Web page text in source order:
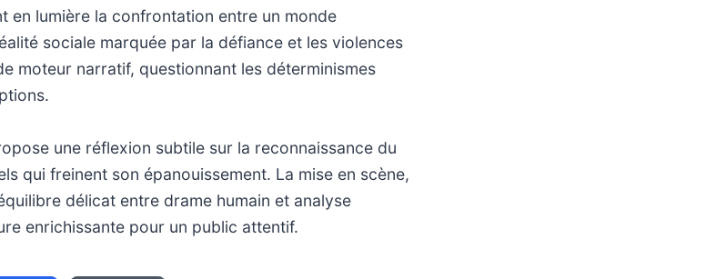
en lumière la confrontation entre un monde
sociale marquée par la défiance et les violences
moteur narratif, questionnant les déterminismes
une réflexion subtile sur la reconnaissance du
qui freinent son épanouissement. La mise en scène,
délicat entre drame humain et analyse
enrichissante pour un public attentif.